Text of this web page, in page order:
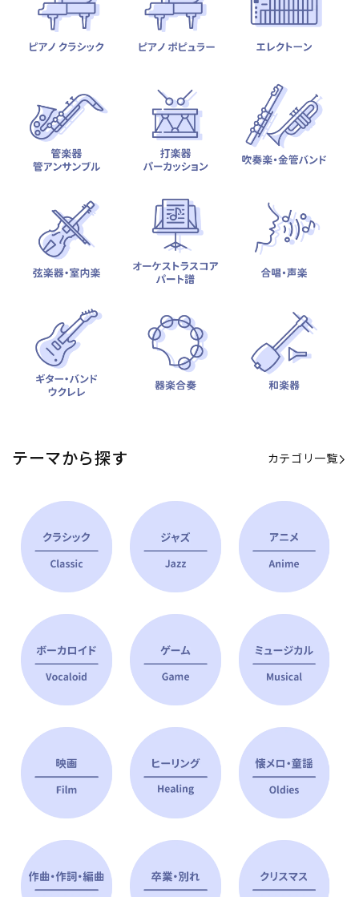
テーマから探す カテゴリ一覧